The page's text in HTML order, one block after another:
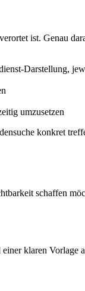
ist. Genau
Darstellung,
umzusetzen
konkret
schaffen
klaren Vorlage